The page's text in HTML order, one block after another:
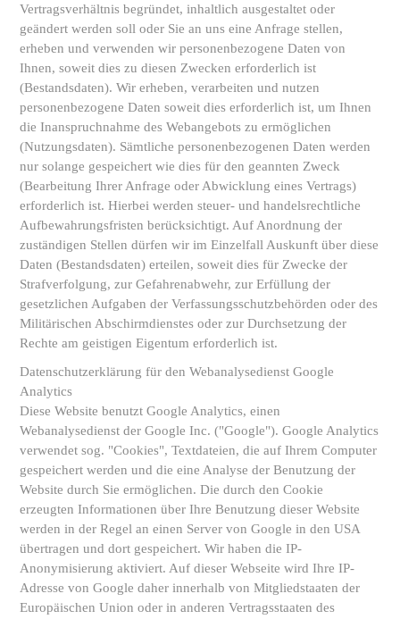
Vertragsverhältnis begründet, inhaltlich ausgestaltet oder
geändert werden soll oder Sie an uns eine Anfrage stellen,
erheben und verwenden wir personenbezogene Daten von
Ihnen, soweit dies zu diesen Zwecken erforderlich ist
(Bestandsdaten). Wir erheben, verarbeiten und nutzen
personenbezogene Daten soweit dies erforderlich ist, um Ihnen
die Inanspruchnahme des Webangebots zu ermöglichen
(Nutzungsdaten). Sämtliche personenbezogenen Daten werden
nur solange gespeichert wie dies für den geannten Zweck
(Bearbeitung Ihrer Anfrage oder Abwicklung eines Vertrags)
erforderlich ist. Hierbei werden steuer- und handelsrechtliche
Aufbewahrungsfristen berücksichtigt. Auf Anordnung der
zuständigen Stellen dürfen wir im Einzelfall Auskunft über diese
Daten (Bestandsdaten) erteilen, soweit dies für Zwecke der
Strafverfolgung, zur Gefahrenabwehr, zur Erfüllung der
gesetzlichen Aufgaben der Verfassungsschutzbehörden oder des
Militärischen Abschirmdienstes oder zur Durchsetzung der
Rechte am geistigen Eigentum erforderlich ist.
Datenschutzerklärung für den Webanalysedienst Google
Analytics
Diese Website benutzt Google Analytics, einen
Webanalysedienst der Google Inc. ("Google"). Google Analytics
verwendet sog. "Cookies", Textdateien, die auf Ihrem Computer
gespeichert werden und die eine Analyse der Benutzung der
Website durch Sie ermöglichen. Die durch den Cookie
erzeugten Informationen über Ihre Benutzung dieser Website
werden in der Regel an einen Server von Google in den USA
übertragen und dort gespeichert. Wir haben die IP-
Anonymisierung aktiviert. Auf dieser Webseite wird Ihre IP-
Adresse von Google daher innerhalb von Mitgliedstaaten der
Europäischen Union oder in anderen Vertragsstaaten des